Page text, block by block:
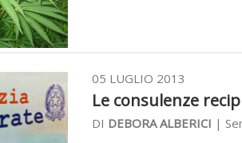
05 LUGLIO 2013
Le consulenze
DI DEBORA ALBERICI |